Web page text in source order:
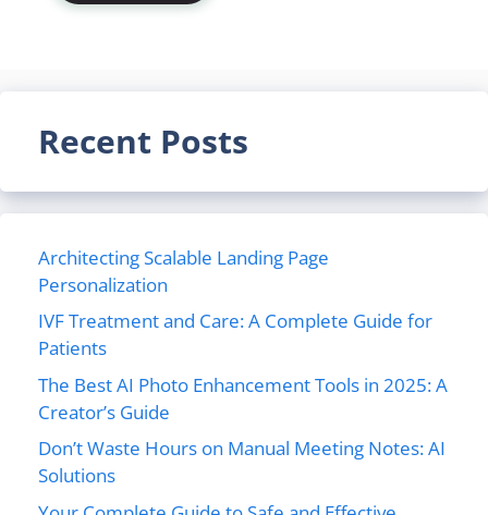
Recent Posts
Architecting Scalable Landing Page
Personalization
IVF Treatment and Care: A Complete Guide for
Patients
The Best AI Photo Enhancement Tools in 2025: A
Creator’s Guide
Don’t Waste Hours on Manual Meeting Notes: AI
Solutions